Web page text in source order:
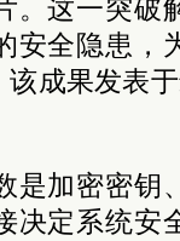
。这一突破
安全隐患，
成果发表
是加密密钥
决定系统安